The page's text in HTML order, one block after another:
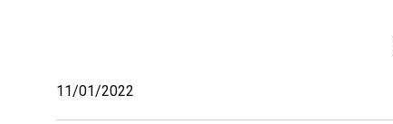
11/01/2022